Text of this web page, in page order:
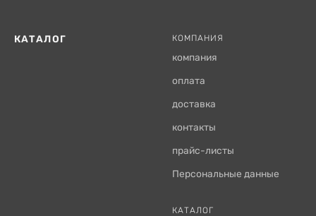
КАТАЛОГ КОМПАНИЯ
компания
оплата
доставка
контакты
прайс-листы
Персональные данные
КАТАЛОГ